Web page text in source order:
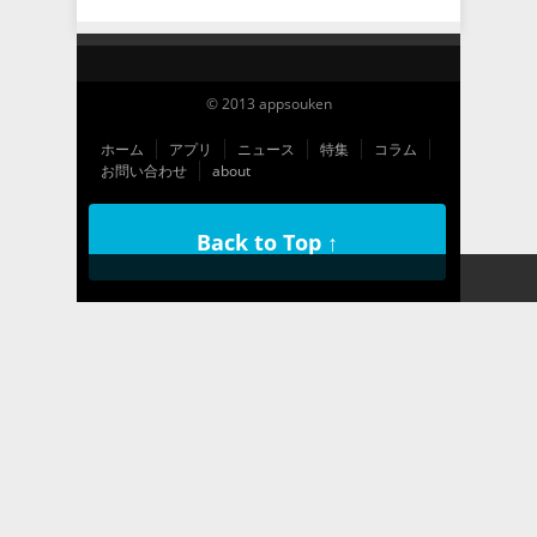
© 2013 appsouken
ホーム アプリ ニュース 特集
コラム
お問い合わせ
about
Back to Top ↑